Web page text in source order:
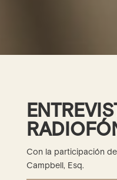
Con la participación
Campbell, Esq.